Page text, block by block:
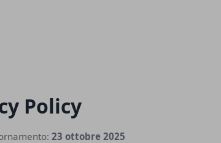
Policy
23 ottobre 2025